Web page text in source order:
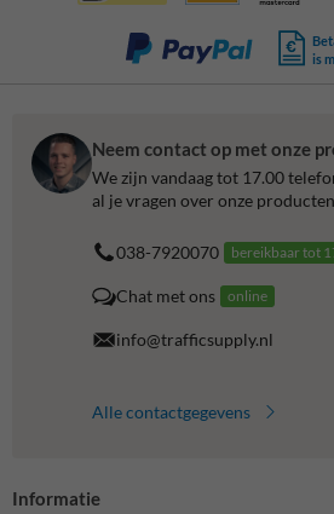
is
Neem contact op met onze
We zijn vandaag tot 17.00
al je vragen over onze
038-7920070 bereikbaar tot
Chat met ons online
info@trafficsupply.nl
Alle contactgegevens
Informatie